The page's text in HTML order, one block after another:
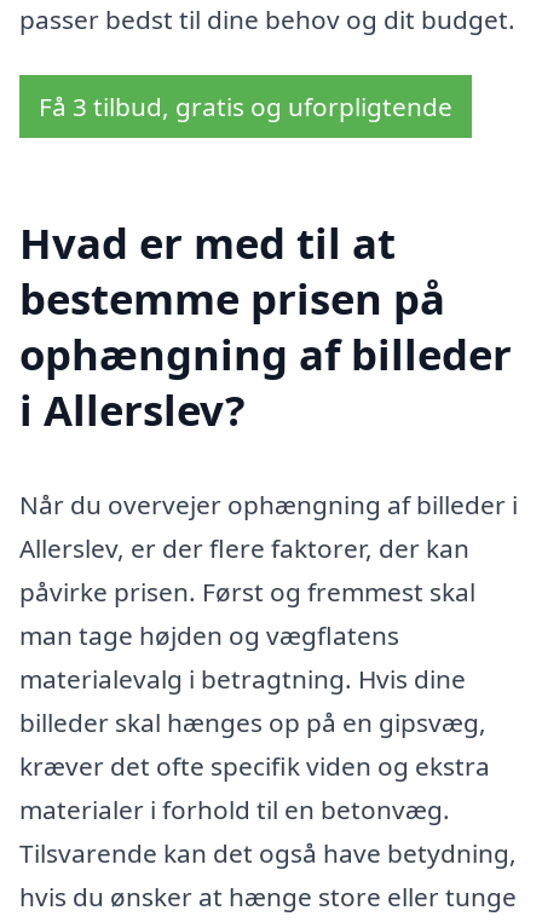
passer bedst til dine behov og dit budget.
Få 3 tilbud, gratis og uforpligtende
Hvad er med til at
bestemme prisen på
ophængning af billeder
i Allerslev?
Når du overvejer ophængning af billeder i
Allerslev, er der flere faktorer, der kan
påvirke prisen. Først og fremmest skal
man tage højden og vægflatens
materialevalg i betragtning. Hvis dine
billeder skal hænges op på en gipsvæg,
kræver det ofte specifik viden og ekstra
materialer i forhold til en betonvæg.
Tilsvarende kan det også have betydning,
hvis du ønsker at hænge store eller tunge